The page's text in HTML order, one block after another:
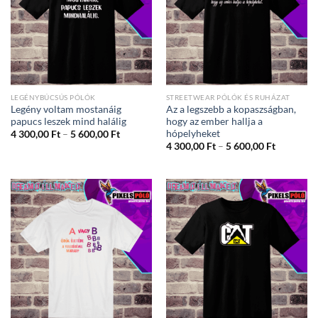
LEGÉNYBÚCSÚS PÓLÓK
Legény voltam mostanáig
papucs leszek mind halálig
4 300,00 Ft – 5 600,00 FtÁrtartomány:
600,00 Ft
STREETWEAR PÓLÓK ÉS RUHÁZAT
Az a legszebb a kopaszságban,
hogy az ember hallja a
hópelyheket
4 300,00 Ft – 5 600,00 Ft
5
600,00 Ft